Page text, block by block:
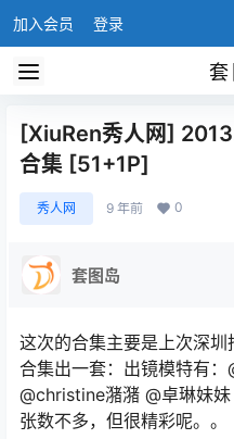
加入会员 登录
[XiuRen秀人网]
合集 [51+1P]
秀人网 9 年前 0
套图岛
这次的合集主要是上次深
合集出一套：出镜模特有
@christine潴潴 @卓琳妹
张数不多，但很精彩呢。。